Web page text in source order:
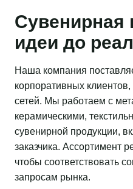
Сувенирная
идеи до
Наша компания
корпоративных
сетей. Мы работаем с
керамическими,
сувенирной продукции,
заказчика. Ассортимент
чтобы соответствовать
запросам рынка.